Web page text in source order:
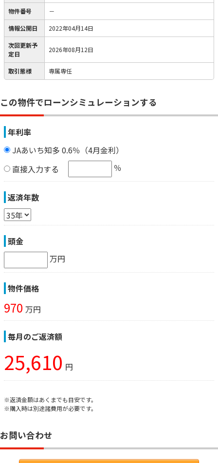
物件番号 －
情報公開日 2022年04月14日
次回更新予
定日
2026年08月12日
取引態様 専属専任
この物件でローンシミュレーションする
年利率
JAあいち知多 0.6％（4月金利）
直接入力する
％
返済年数
頭金
万円
物件価格
970 万円
毎月のご返済額
25,610 円
※返済金額はあくまでも目安です。
※購入時は別途諸費用が必要です。
お問い合わせ